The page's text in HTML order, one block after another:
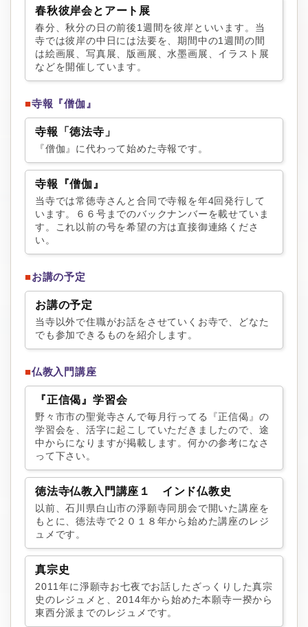
春秋彼岸会とアート展
春分、秋分の日の前後1週間を彼岸といいます。当
寺では彼岸の中日には法要を、期間中の1週間の間
は絵画展、写真展、版画展、水墨画展、イラスト展
などを開催しています。
■寺報『僧伽』
寺報「徳法寺」
『僧伽』に代わって始めた寺報です。
寺報『僧伽』
当寺では常徳寺さんと合同で寺報を年4回発行して
います。６６号までのバックナンバーを載せていま
す。これ以前の号を希望の方は直接御連絡くださ
い。
■お講の予定
お講の予定
当寺以外で住職がお話をさせていくお寺で、どなた
でも参加できるものを紹介します。
■仏教入門講座
『正信偈』学習会
野々市市の聖覚寺さんで毎月行ってる『正信偈』の
学習会を、活字に起こしていただきましたので、途
中からになりますが掲載します。何かの参考になさ
って下さい。
徳法寺仏教入門講座１ インド仏教史
以前、石川県白山市の淨願寺同朋会で開いた講座を
もとに、徳法寺で２０１８年から始めた講座のレジ
ュメです。
真宗史
2011年に淨願寺お七夜でお話したざっくりした真宗
史のレジュメと、2014年から始めた本願寺一揆から
東西分派までのレジュメです。